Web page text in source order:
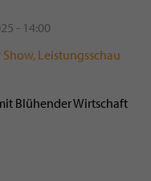
- 14:00
Blühender Wirtschaft